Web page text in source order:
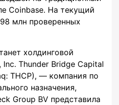
Coinbase. На текущий
млн проверенных
холдинговой
Thunder Bridge Capital
THCP), — компания по
назначения,
Group BV представила